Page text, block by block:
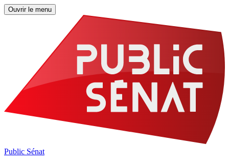
Ouvrir le menu
Public Sénat